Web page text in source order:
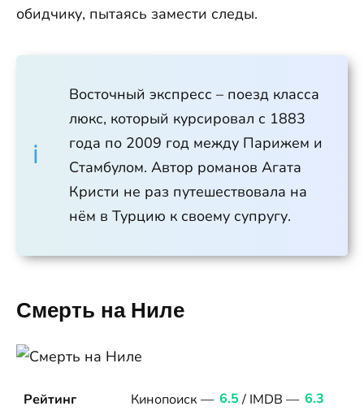
обидчику, пытаясь замести следы.
Восточный экспресс – поезд класса
люкс, который курсировал с 1883
года по 2009 год между Парижем и
Стамбулом. Автор романов Агата
Кристи не раз путешествовала на
нём в Турцию к своему супругу.
Смерть на Ниле
Рейтинг Кинопоиск — 6.5 / IMDB — 6.3